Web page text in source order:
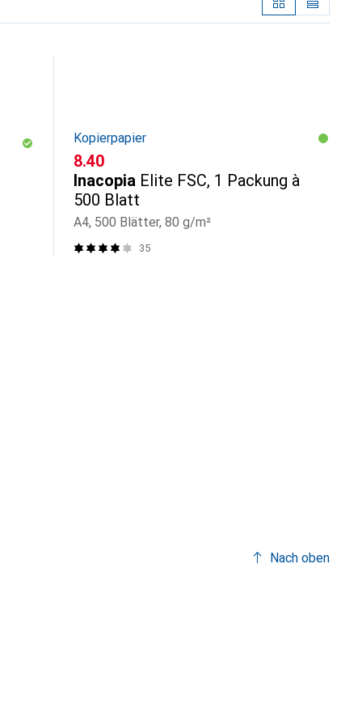
Kopierpapier
CHF
8.40
Inacopia Elite FSC, 1 Packung à
500 Blatt
A4, 500 Blätter, 80 g/m²
35
Nach oben